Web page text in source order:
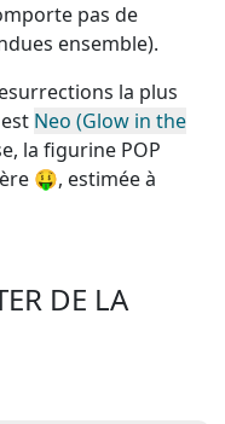
pas de
ensemble).
la plus
Neo (Glow in the
la figurine POP
🤑, estimée à
DE LA